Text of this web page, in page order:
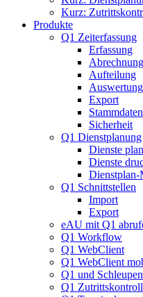
Kurz:
Produkte
Q1 Zeiterfassung
Erfassung
Abrechnung
Aufteilung
Export
Stammdaten
Sicherheit
Q1 Dienstplanung
Dienste
Dienste
Dienstplan-
Q1 Schnittstellen
Import
Export
eAU mit Q1
Q1 Workflow
Q1 WebClient
Q1 WebClient
Q1 und
Q1